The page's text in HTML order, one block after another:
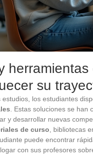
su
los estudiantes
. Estas soluciones se
y desarrollar nuevas
de curso , bibliotecas
puede encontrar
con sus profesores